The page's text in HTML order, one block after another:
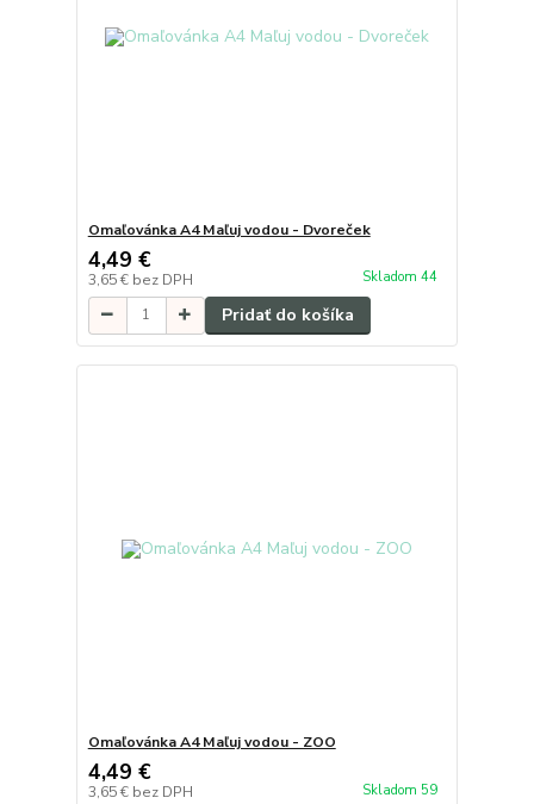
Omaľovánka A4 Maľuj vodou - Dvoreček
4,49 €
3,65 € bez DPH Skladom 44
Pridať do košíka
Omaľovánka A4 Maľuj vodou - ZOO
4,49 €
3,65 € bez DPH Skladom 59